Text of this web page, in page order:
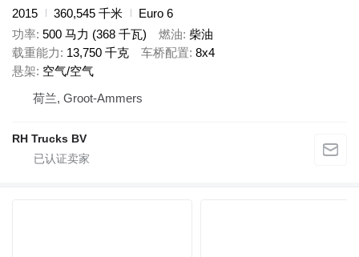
2015
360,545 千米
Euro 6
功率 500 马力 (368 千瓦) 燃油 柴油
载重能力
13,750 千克 车桥配置 8x4
悬架 空气/空气
荷兰, Groot-Ammers
RH Trucks BV